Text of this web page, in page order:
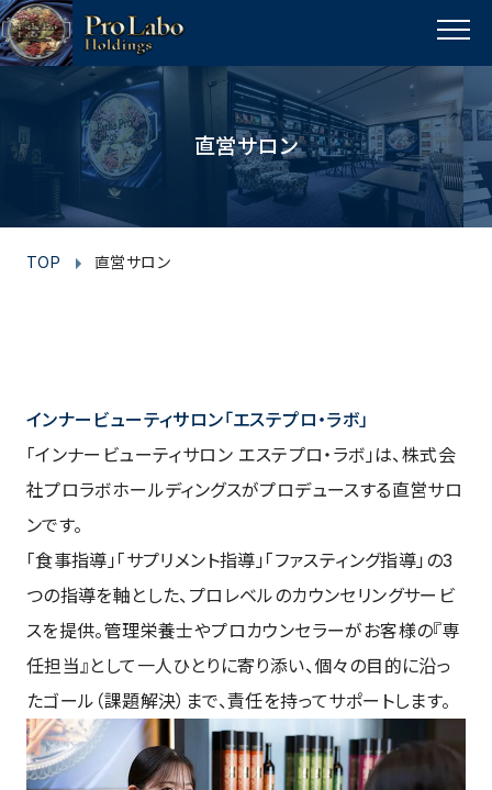
MENU
直営サロン
TOP 直営サロン
インナービューティサロン「エステプロ・ラボ」
「インナービューティサロン エステプロ・ラボ」は、株式会
社プロラボホールディングスがプロデュースする直営サロ
ンです。
「食事指導」「サプリメント指導」「ファスティング指導」の3
つの指導を軸とした、プロレベルのカウンセリングサービ
スを提供。管理栄養士やプロカウンセラーがお客様の『専
任担当』として一人ひとりに寄り添い、個々の目的に沿っ
たゴール（課題解決）まで、責任を持ってサポートします。
p
a
g
s
a
a
c
e
b
o
o
k
i
t
t
e
r
u
t
u
b
e